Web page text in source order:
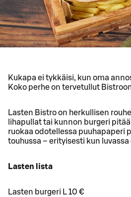
Kukapa ei tykkäisi, kun oma
Koko perhe on tervetullut
Lasten Bistro on herkullisen
lihapullat tai kunnon burgeri
ruokaa odotellessa puuhapaperi
touhussa – erityisesti kun
Lasten lista
Lasten burgeri L 10 €